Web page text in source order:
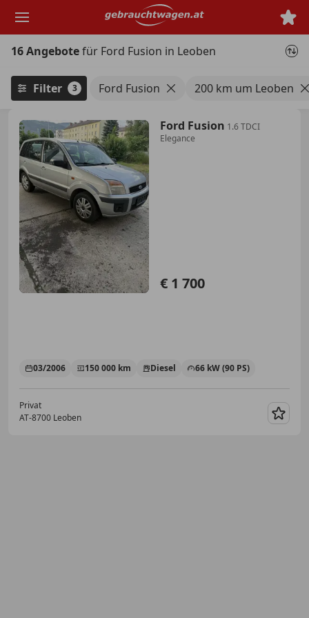
Hauptinhalt
16 Angebotefür Ford Fusion in Leoben
Filter 3 Ford Fusion 200 km um Leoben
Ford Fusion 1.6 TDCI
Elegance
€ 1 700
03/2006 150 000 km Diesel 66 kW (90 PS)
Privat
AT-8700 Leoben